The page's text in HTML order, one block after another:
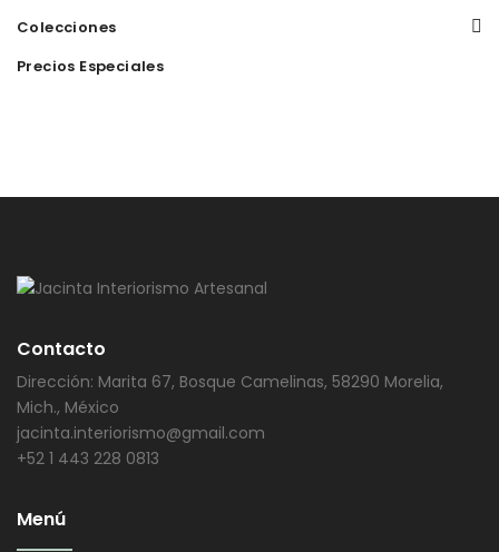
Colecciones
Precios Especiales
Contacto
Dirección: Marita 67, Bosque Camelinas, 58290 Morelia,
Mich., México
jacinta.interiorismo@gmail.com
+52 1 443 228 0813
Menú